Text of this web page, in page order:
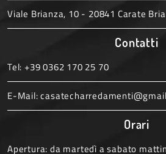
Viale Brianza, 10 - 20841 Carate
Contatti
Tel: +39 0362 170 25 70
E-Mail:
Orari
Apertura: da martedì a sabato